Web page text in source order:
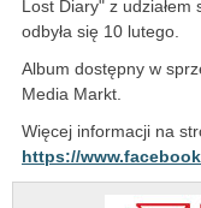
Lost Diary" z
odbyła się 10 lutego.
Album dostępny w
Media Markt.
Więcej informacji na
https://